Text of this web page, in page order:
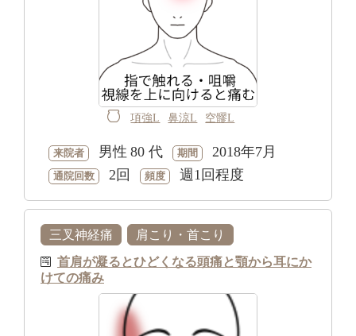
項強L 鼻涼L 空髎L
来院者 男性 80 代 期間 2018年7月
通院回数 2回 頻度 週1回程度
三叉神経痛 肩こり・首こり
首肩が凝るとひどくなる頭痛と顎から耳にか
けての痛み